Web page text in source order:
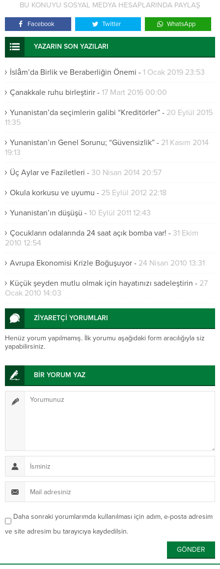
BU KONUYU SOSYAL MEDYA HESAPLARINDA PAYLAŞ
Facebook Twitter WhatsApp
YAZARIN SON YAZILARI
İslâm’da Birlik ve Beraberliğin Önemi - 1 Ocak 2019 23:53
Çanakkale ruhu birleştirir - 17 Mart 2016 00:00
Yunanistan’da seçimlerin galibi “Kreditörler” - 20 Eylül 2015
11:35
Yunanistan’ın Genel Sorunu; “Güvensizlik” - 21 Kasım 2014
19:13
Üç Aylar ve Faziletleri - 30 Nisan 2014 20:57
Okula korkusu ve uyumu - 25 Eylül 2012 22:18
Yunanistan’ın düşüşü - 10 Eylül 2011 12:43
Çocukların odalarında 24 saat açık bomba var! - 31 Ekim
2010 12:54
Avrupa Ekonomisi Krizle Boğuşuyor - 24 Nisan 2010 13:31
Küçük şeyden mutlu olmak için hayatınızı sadeleştirin - 27
Ocak 2010 14:03
ZİYARETÇİ YORUMLARI
Henüz yorum yapılmamış. İlk yorumu aşağıdaki form aracılığıyla siz
yapabilirsiniz.
BİR YORUM YAZ
Daha sonraki yorumlarımda kullanılması için adım, e-posta adresim
ve site adresim bu tarayıcıya kaydedilsin.